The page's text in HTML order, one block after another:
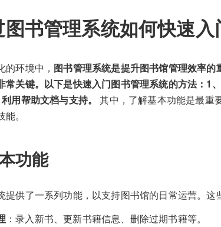
书管理系统如何快速入
的环境中， 图书管理系统是提升图书馆管理效率
常关键。以下是快速入门图书管理系统的方法：1
用帮助文档与支持。
其中，了解基本功能是最重
。
功能
提供了一系列功能，以支持图书馆的日常运营。这
：录入新书、更新书籍信息、删除过期书籍等。